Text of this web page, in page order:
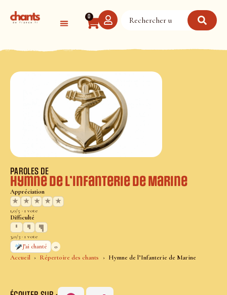
0
Accueil Répertoire des chants Hymne de l’Infanterie de Marine
PAROLES DE
Hymne de l’Infanterie de Marine
Appréciation
★
★ ★ ★ ★
1,0/5 · 1 vote
Difficulté
3,0/3 · 1 vote
J’ai chanté
0